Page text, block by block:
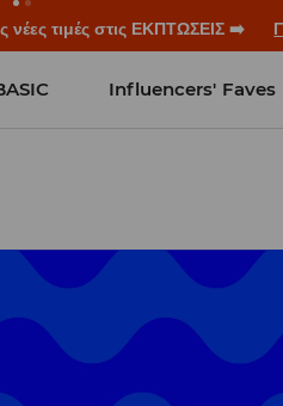
κουδούνι. Ξεκίνα τη σχολική
Influencers' Faves